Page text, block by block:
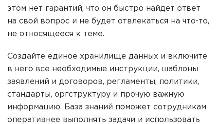
этом нет гарантий, что он быстро найдет ответ
на свой вопрос и не будет отвлекаться на что-то,
не относящееся к теме.
Создайте единое хранилище данных и включите
в него все необходимые инструкции, шаблоны
заявлений и договоров, регламенты, политики,
стандарты, оргструктуру и прочую важную
информацию. База знаний поможет сотрудникам
оперативнее выполнять задачи и использовать